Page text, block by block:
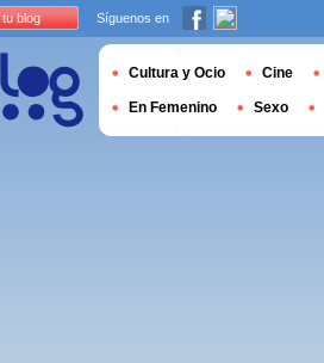
blog Síguenos en
Cultura y Ocio Cine
En Femenino Sexo